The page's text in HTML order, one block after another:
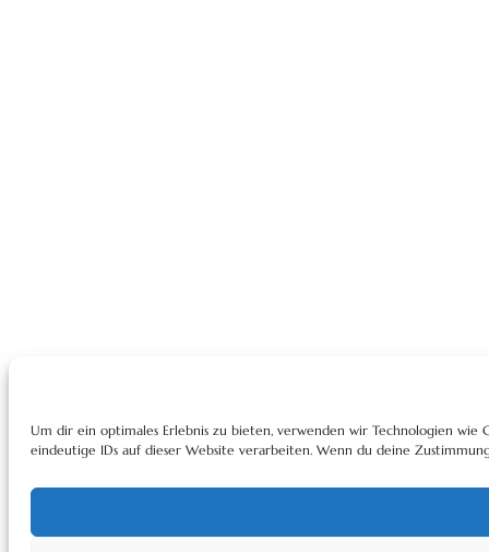
Um dir ein optimales Erlebnis zu bieten, verwenden wir Technologien
eindeutige IDs auf dieser Website verarbeiten. Wenn du deine